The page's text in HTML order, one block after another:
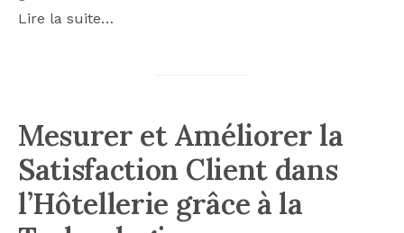
Lire la suite…
Mesurer et Améliorer la
Satisfaction Client dans
l’Hôtellerie grâce à la